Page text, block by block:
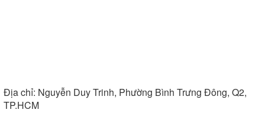
Địa chỉ: Nguyễn Duy Trinh, Phường Bình Trưng Đông, Q2,
TP.HCM